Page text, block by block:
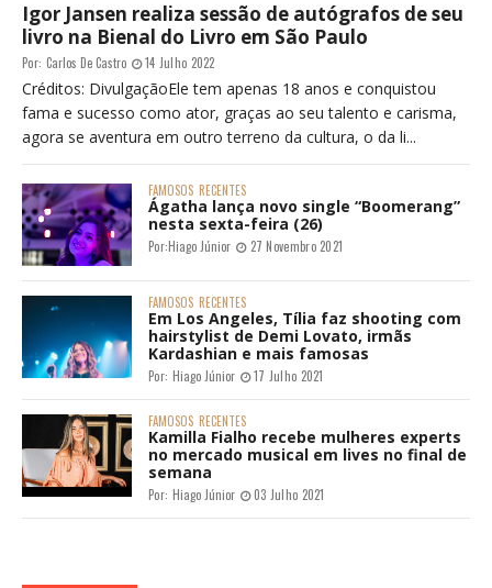
Igor Jansen realiza sessão de autógrafos de seu
livro na Bienal do Livro em São Paulo
Por: Carlos De Castro 14 Julho 2022
Créditos: DivulgaçãoEle tem apenas 18 anos e conquistou
fama e sucesso como ator, graças ao seu talento e carisma,
agora se aventura em outro terreno da cultura, o da li...
FAMOSOS RECENTES
Ágatha lança novo single “Boomerang”
nesta sexta-feira (26)
Por:Hiago Júnior 27 Novembro 2021
FAMOSOS RECENTES
Em Los Angeles, Tília faz shooting com
hairstylist de Demi Lovato, irmãs
Kardashian e mais famosas
Por: Hiago Júnior 17 Julho 2021
FAMOSOS RECENTES
Kamilla Fialho recebe mulheres experts
no mercado musical em lives no final de
semana
Por: Hiago Júnior 03 Julho 2021